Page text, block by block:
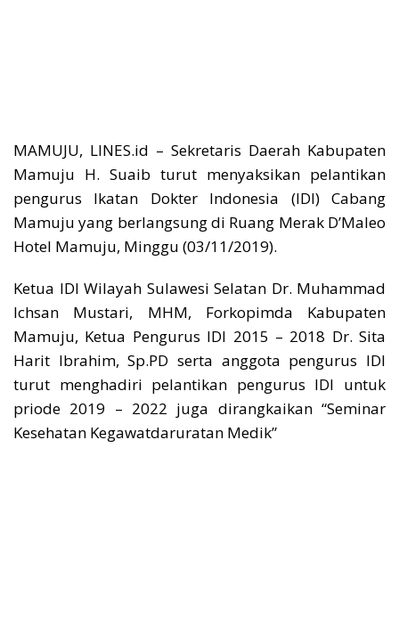
MAMUJU, LINES.id – Sekretaris Daerah Kabupaten
Mamuju H. Suaib turut menyaksikan pelantikan
pengurus Ikatan Dokter Indonesia (IDI) Cabang
Mamuju yang berlangsung di Ruang Merak D’Maleo
Hotel Mamuju, Minggu (03/11/2019).
Ketua IDI Wilayah Sulawesi Selatan Dr. Muhammad
Ichsan Mustari, MHM, Forkopimda Kabupaten
Mamuju, Ketua Pengurus IDI 2015 – 2018 Dr. Sita
Harit Ibrahim, Sp.PD serta anggota pengurus IDI
turut menghadiri pelantikan pengurus IDI untuk
priode 2019 – 2022 juga dirangkaikan “Seminar
Kesehatan Kegawatdaruratan Medik”